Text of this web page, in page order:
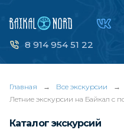
8 914 954 51 22
Главная → Все экскурсии
→
Летние экскурсии на Байкал с
Каталог экскурсий